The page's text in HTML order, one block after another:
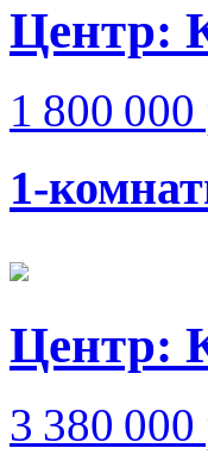
Центр:
1 800 000
1-
Центр:
3 380 000